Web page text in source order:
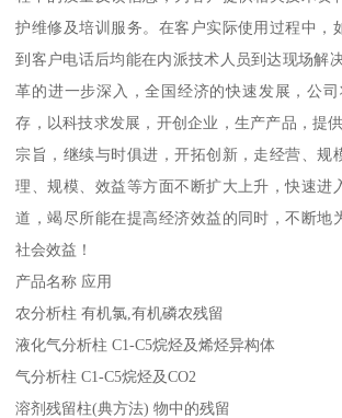
护维修及培训服务。在客户实际使用过程中，
到客户电话后均能在内派技术人员到达现场解
革的进一步深入，全国经济的快速发展，公
存，以科技求发展，开创企业，生产产品，提
宗旨，继续与时俱进，开拓创新，走经营、规
理、规模、效益等方面不断扩大上升，快速进
道，竭尽所能在提高经济效益的同时，不断地
社会效益！
产品名称 应用
农分析柱 有机氯,有机磷农残留
液化气分析柱 C1-C5烷烃及烯烃异构体
气分析柱 C1-C5烷烃及CO2
溶剂残留柱(典方法) 物中的残留